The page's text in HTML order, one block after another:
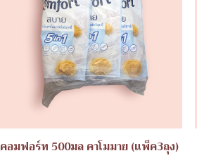
คอมฟอร์ท 500มล คาโมมาย (แพ็ค3ถุง)